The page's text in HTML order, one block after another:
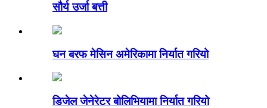
सौर्य उर्जा बत्ती
घन बरफ मेसिन अमेरिकामा निर्यात गरियो
डिजेल जेनेरेटर बोलिभियामा निर्यात गरियो